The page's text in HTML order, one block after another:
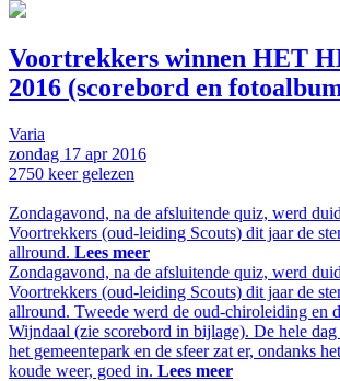
Voortrekkers winnen HET
2016 (scorebord en
Varia
zondag 17 apr2016
2750 keer gelezen
Zondagavond, na de afsluitende quiz, werd
Voortrekkers (oud-leiding Scouts) dit jaar de
allround. Lees meer
Zondagavond, na de afsluitende quiz, werd
Voortrekkers (oud-leiding Scouts) dit jaar de
allround. Tweede werd de oud-chiroleiding en
Wijndaal (zie scorebord in bijlage). De hele
het gemeentepark en de sfeer zat er, ondanks
koude weer, goed in. Lees meer